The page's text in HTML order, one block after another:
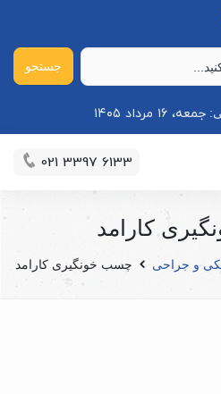
جستجو
جمعه، ۱۶ مرداد ۱۴۰۵
021 3397 6133
کارامد
و جراحی چسب خونگیری کارامد